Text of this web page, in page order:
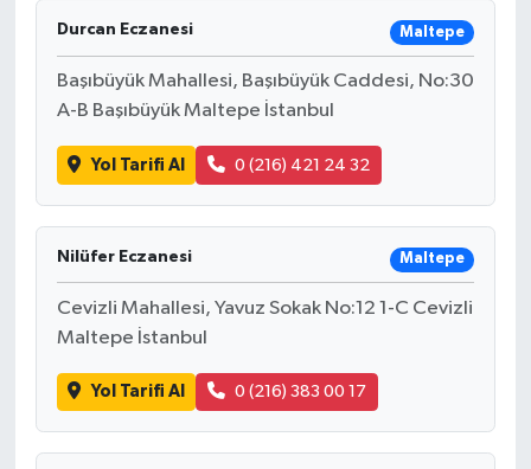
Durcan Eczanesi Maltepe
Başıbüyük Mahallesi, Başıbüyük Caddesi, No:30
A-B Başıbüyük Maltepe İstanbul
Yol Tarifi Al 0 (216) 421 24 32
Nilüfer Eczanesi Maltepe
Cevizli Mahallesi, Yavuz Sokak No:12 1-C Cevizli
Maltepe İstanbul
Yol Tarifi Al 0 (216) 383 00 17